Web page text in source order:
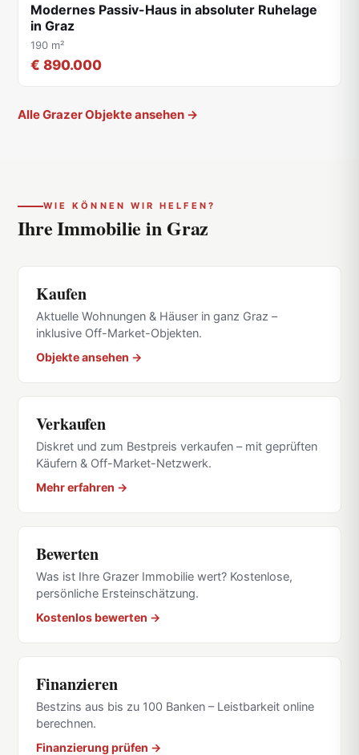
Modernes Passiv-Haus in absoluter Ruhelage
in Graz
190 m²
€ 890.000
Alle Grazer Objekte ansehen →
WIE KÖNNEN WIR HELFEN?
Ihre Immobilie in Graz
Kaufen
Aktuelle Wohnungen & Häuser in ganz Graz –
inklusive Off-Market-Objekten.
Objekte ansehen →
Verkaufen
Diskret und zum Bestpreis verkaufen – mit geprüften
Käufern & Off-Market-Netzwerk.
Mehr erfahren →
Bewerten
Was ist Ihre Grazer Immobilie wert? Kostenlose,
persönliche Ersteinschätzung.
Kostenlos bewerten →
Finanzieren
Bestzins aus bis zu 100 Banken – Leistbarkeit online
berechnen.
Finanzierung prüfen →